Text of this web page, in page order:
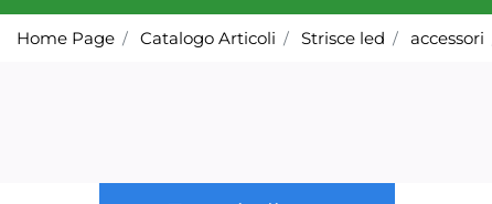
Home Page Catalogo Articoli Strisce led accessori